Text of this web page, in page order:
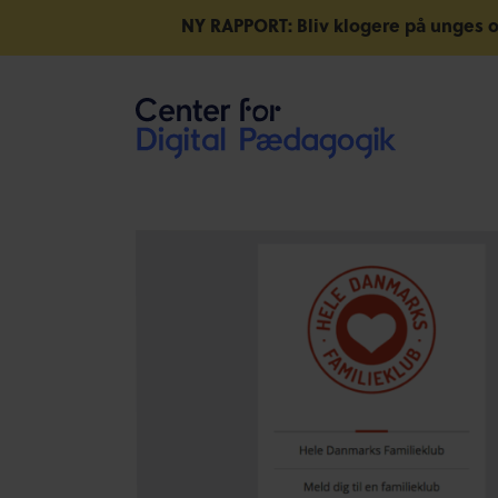
NY RAPPORT: Bliv klogere på